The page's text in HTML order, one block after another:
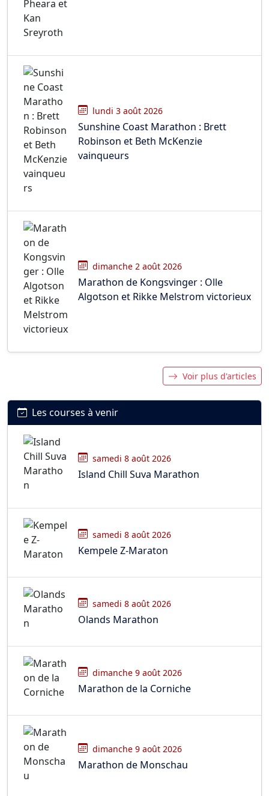
lundi 3 août 2026
Sunshine Coast Marathon : Brett
Robinson et Beth McKenzie
vainqueurs
dimanche 2 août 2026
Marathon de Kongsvinger : Olle
Algotson et Rikke Melstrom victorieux
Voir plus d'articles
Les courses à venir
samedi 8 août 2026
Island Chill Suva Marathon
samedi 8 août 2026
Kempele Z-Maraton
samedi 8 août 2026
Olands Marathon
dimanche 9 août 2026
Marathon de la Corniche
dimanche 9 août 2026
Marathon de Monschau